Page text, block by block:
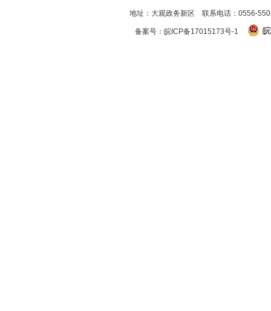
地址：大观政务新区 联系电话：0556-
备案号： 皖ICP备17015173号-1